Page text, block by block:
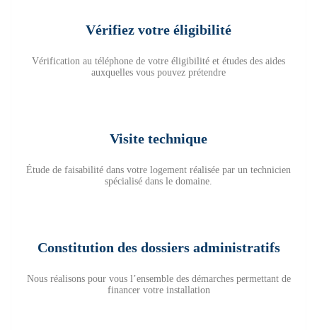
Vérifiez votre éligibilité
Vérification au téléphone de votre éligibilité et études des aides
auxquelles vous pouvez prétendre
Visite technique
Étude de faisabilité dans votre logement réalisée par un technicien
spécialisé dans le domaine.
Constitution des dossiers administratifs
Nous réalisons pour vous l’ensemble des démarches permettant de
financer votre installation